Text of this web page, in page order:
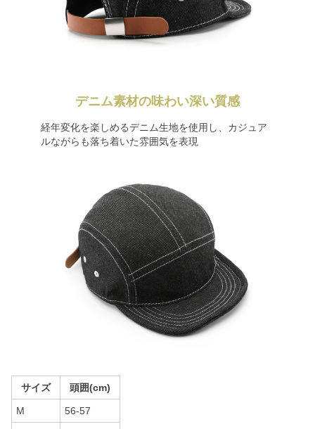
デニム素材の味わい深い質感
経年変化を楽しめるデニム生地を使用し、カジュア
ルながらも落ち着いた雰囲気を表現
サイズ 頭囲(cm)
M 56-57